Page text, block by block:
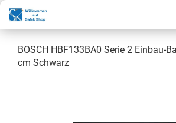
BOSCH HBF133BA0 Serie 2 Einbau-
cm Schwarz